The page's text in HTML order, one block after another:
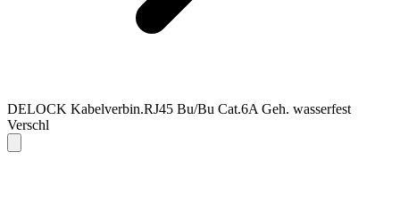
DELOCK Kabelverbin.RJ45 Bu/Bu Cat.6A Geh. wasserfest
Verschl